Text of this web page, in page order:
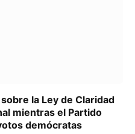
la Ley de Claridad
mientras el Partido
demócratas